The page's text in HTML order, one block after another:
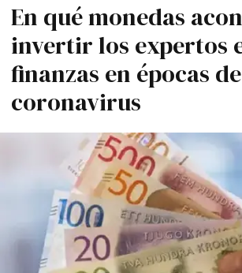
En qué monedas
invertir los expertos
finanzas en épocas de
coronavirus